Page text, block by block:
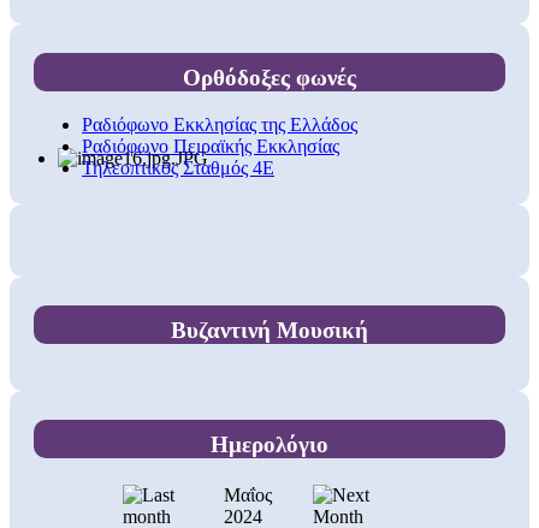
Ορθόδοξες φωνές
Ραδιόφωνο Εκκλησίας της Ελλάδος
Ραδιόφωνο Πειραϊκής Εκκλησίας
Τηλεοπτικός Σταθμός 4Ε
Βυζαντινή Μουσική
Ημερολόγιο
Μαΐος
2024